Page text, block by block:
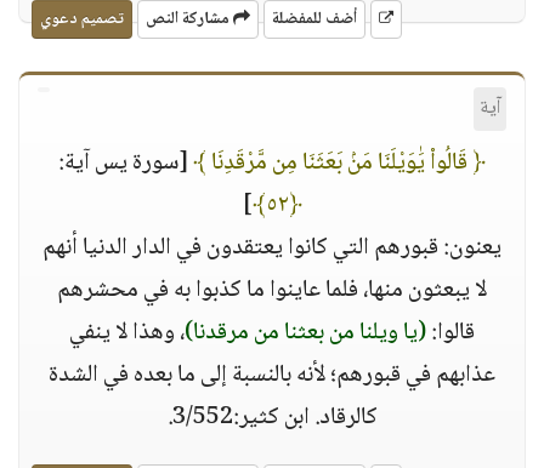
أضف للمفضلة مشاركة النص تصميم دعوي
آية
﴿ قَالُوا۟ يَٰوَيْلَنَا مَنۢ بَعَثَنَا مِن مَّرْقَدِنَا ﴾[سورة يس آية:
﴿٥٢﴾
]
يعنون: قبورهم التي كانوا يعتقدون في الدار الدنيا أنهم
لا يبعثون منها، فلما عاينوا ما كذبوا به في محشرهم
قالوا:(يا ويلنا من بعثنا من مرقدنا)، وهذا لا ينفي
عذابهم في قبورهم؛ لأنه بالنسبة إلى ما بعده في الشدة
كالرقاد. ابن كثير:3/552.